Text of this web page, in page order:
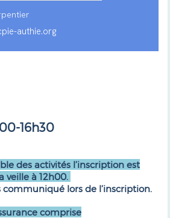
authie.org
16h30
des activités l’inscription est
veille à 12h00.
communiqué lors de l’inscription.
comprise